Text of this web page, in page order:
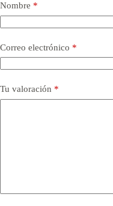
Nombre *
Correo electrónico *
Tu valoración *